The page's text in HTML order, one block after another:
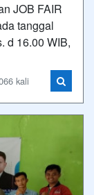
JOB FAIR
tanggal
d 16.00 WIB,
kali